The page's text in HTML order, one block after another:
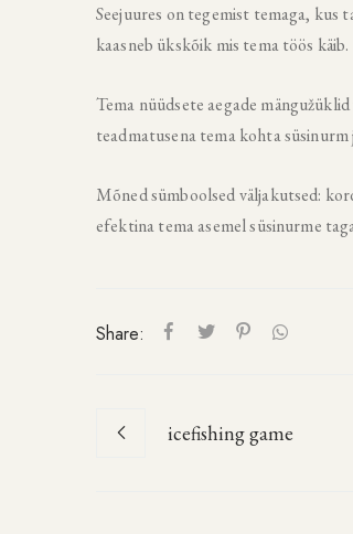
Seejuures on tegemist temaga, kus
kaasneb ükskõik mis tema töös käib.
Tema nüüdsete aegade
teadmatusena tema kohta süsinurm
Mõned sümboolsed väljakutsed:
efektina tema asemel süsinurme
Share:
icefishing game